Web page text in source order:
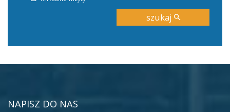
szukaj
NAPISZ DO NAS